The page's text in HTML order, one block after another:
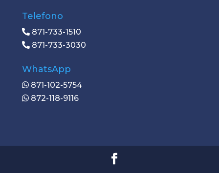
Telefono
871-733-1510
871-733-3030
WhatsApp
871-102-5754
872-118-9116